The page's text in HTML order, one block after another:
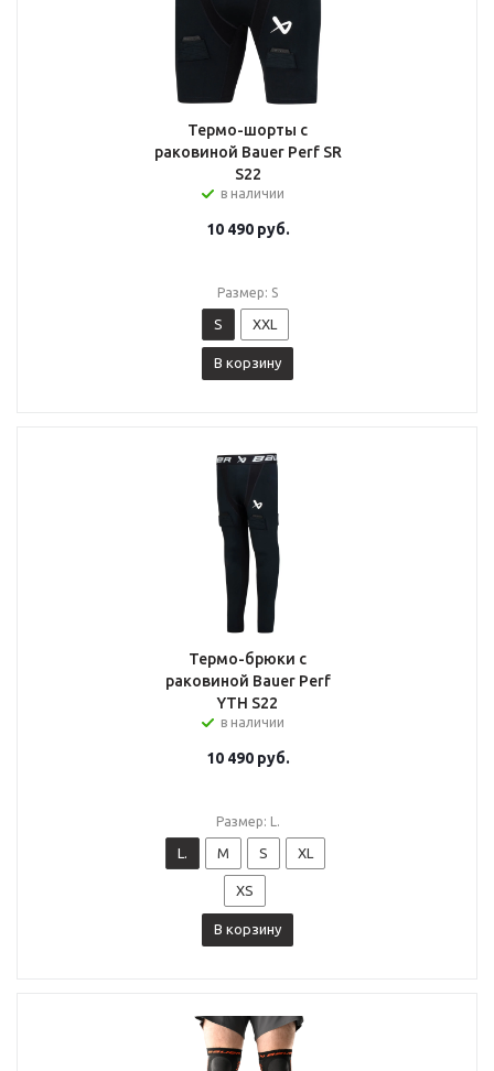
Термо-шорты с
раковиной Bauer Perf SR
S22
в наличии
10 490руб.
Размер: S
S XXL
В корзину
Термо-брюки с
раковиной Bauer Perf
YTH S22
в наличии
10 490руб.
Размер: L.
L. M S XL
XS
В корзину